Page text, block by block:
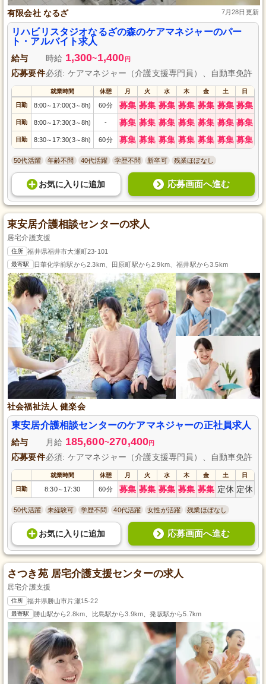
有限会社 なるざ 7月28日更新
リハビリスタジオなるざの森のケアマネジャーのパー
ト・アルバイト求人
給与 時給 1,300~1,400 円
応募要件必須: ケアマネジャー（介護支援専門員）、自動車免許
就業時間 休憩 月 火 水 木 金 土 日
日勤 8:00～ 17:00(3～8h) 60分 募集 募集 募集 募集 募集 募集 募集
日勤 8:00～ 17:30(3～8h) - 募集 募集 募集 募集 募集 募集 募集
日勤 8:30～ 17:30(3～8h) 60分 募集 募集 募集 募集 募集 募集 募集
50代活躍 年齢不問 40代活躍 学歴不問 新卒可 残業ほぼなし
お気に入り に追加 応募画面へ進む
東安居介護相談センターの求人
居宅介護支援
住所 福井県福井市大瀬町23-101
最寄駅 日華化学前駅から2.3km、田原町駅から2.9km、福井駅から3.5km
社会福祉法人 健楽会
東安居介護相談センターのケアマネジャーの正社員求人
給与 月給 185,600~270,400円
応募要件必須: ケアマネジャー（介護支援専門員）、自動車免許
就業時間 休憩 月 火 水 木 金 土 日
日勤 8:30～ 17:30 60分 募集 募集 募集 募集 募集 定休 定休
50代活躍 未経験可 学歴不問 40代活躍 女性が活躍 残業ほぼなし
お気に入り に追加 応募画面へ進む
さつき苑 居宅介護支援センターの求人
居宅介護支援
住所 福井県勝山市片瀬15-22
最寄駅 勝山駅から2.8km、比島駅から3.9km、発坂駅から5.7km